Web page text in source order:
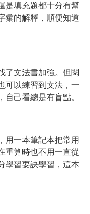
是填充題都十分有幫
彙的解釋，順便知道
了文法書加強。但閱
可以練習到文法，一
己看總是有盲點。
用一本筆記本把常用
重算時也不用一直從
學習要訣學習，這本